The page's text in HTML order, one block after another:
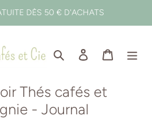
DÈS 50 € D'ACHATS
RechercherSe connecter
Panier
Thés cafés et
- Journal